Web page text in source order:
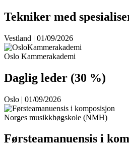
Tekniker med
Vestland | 01/09/2026
Oslo Kammerakademi
Daglig leder (30 %)
Oslo | 01/09/2026
Norges musikkhøgskole (NMH)
Førsteamanuensis i